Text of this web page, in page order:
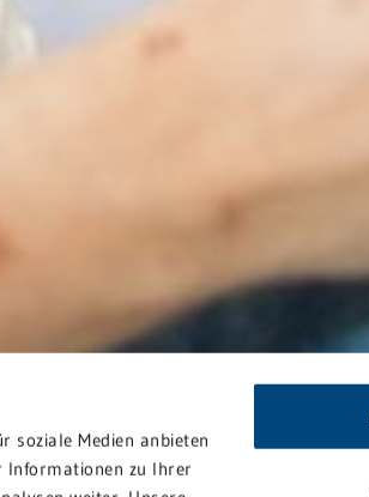
soziale Medien anbieten
Informationen zu Ihrer